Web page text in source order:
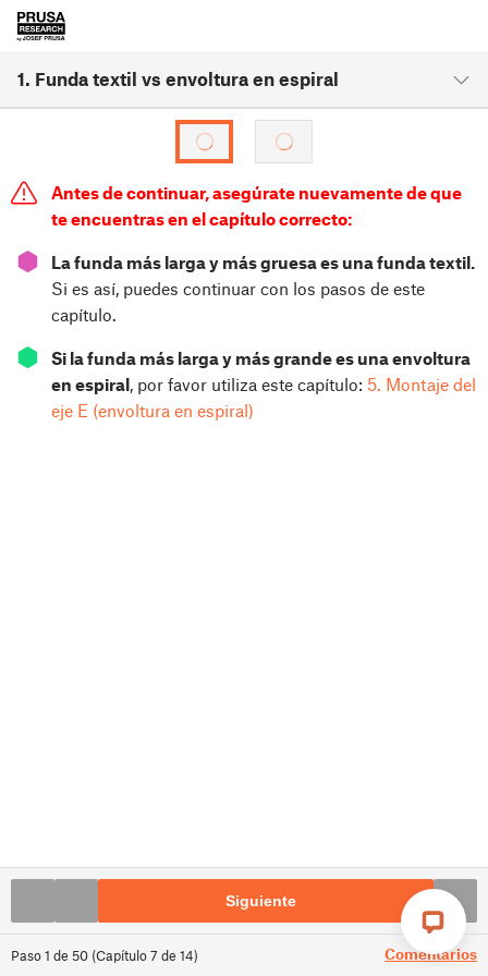
1. Funda textil vs envoltura en espiral
Paso1 de 50 (Capítulo7 de 14) Comentarios
Antes de continuar, asegúrate nuevamente de que
te encuentras en el capítulo correcto:
⬢
La funda más larga y más gruesa es una funda textil.
Si es así, puedes continuar con los pasos de este
capítulo.
⬢
Si la funda más larga y más grande es una envoltura
en espiral, por favor utiliza este capítulo: 5. Montaje del
eje E (envoltura en espiral)
Siguiente